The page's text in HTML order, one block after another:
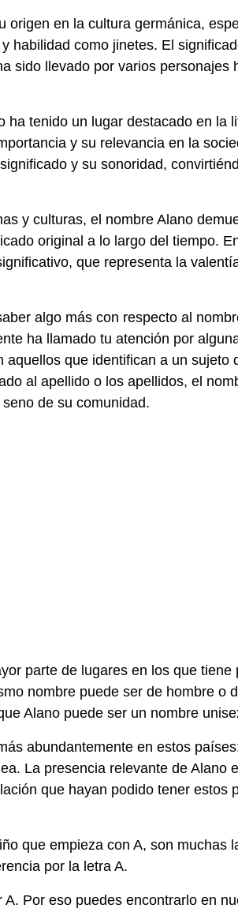
origen en la cultura germánica,
habilidad como jinetes. El
sido llevado por varios personajes
ha tenido un lugar destacado en la
y su relevancia en la
y su sonoridad,
y culturas, el nombre Alano
original a lo largo del tiempo.
que representa la
algo más con respecto al
ha llamado tu atención por
aquellos que identifican a un sujeto
al apellido o los apellidos, el
de su comunidad.
parte de lugares en los que tiene
nombre puede ser de hombre o
Alano puede ser un nombre
abundantemente en estos
La presencia relevante de Alano
que hayan podido tener estos
que empieza con A, son muchas
por la letra A.
Por eso puedes encontrarlo en